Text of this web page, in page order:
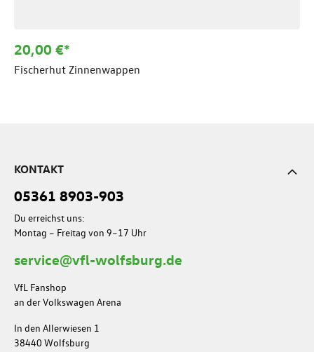
20,00 €*
Fischerhut Zinnenwappen
KONTAKT
05361 8903-903
Du erreichst uns:
Montag – Freitag von 9–17 Uhr
service@vfl-wolfsburg.de
VfL Fanshop
an der Volkswagen Arena
In den Allerwiesen 1
38440 Wolfsburg